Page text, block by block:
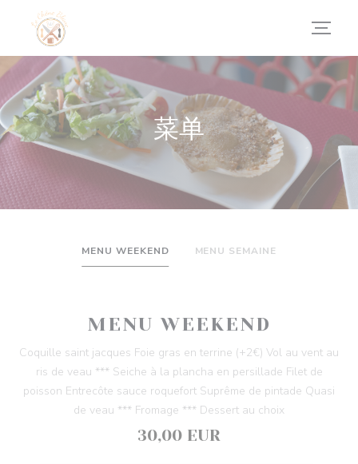
Cookie管理面板
菜单
MENU WEEKEND MENU SEMAINE
MENU WEEKEND
Coquille saint jacques Foie gras en terrine (+2€) Vol au vent au
ris de veau *** Seiche à la plancha en persillade Filet de
poisson Entrecôte sauce roquefort Suprême de pintade Quasi
de veau *** Fromage *** Dessert au choix
30,00 EUR